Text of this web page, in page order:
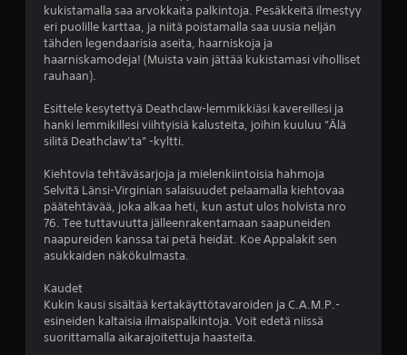
s
(
p
u
s
a
e
t
u
k
s
)
K
kukistamalla saa arvokkaita palkintoja. Pesäkkeitä ilmestyy
eri puolille karttaa, ja niitä poistamalla saa uusia neljän
tähden legendaarisia aseita, haarniskoja ja
haarniskamodeja! (Muista vain jättää kukistamasi viholliset
rauhaan).
Esittele kesytettyä Deathclaw-lemmikkiäsi kavereillesi ja
hanki lemmikillesi viihtyisiä kalusteita, joihin kuuluu ”Älä
silitä Deathclaw’ta” -kyltti.
Kiehtovia tehtäväsarjoja ja mielenkiintoisia hahmoja
Selvitä Länsi-Virginian salaisuudet pelaamalla kiehtovaa
päätehtävää, joka alkaa heti, kun astut ulos holvista nro
76. Tee tuttavuutta jälleenrakentamaan saapuneiden
naapureiden kanssa tai petä heidät. Koe Appalakit sen
asukkaiden näkökulmasta.
Kaudet
Kukin kausi sisältää kertakäyttötavaroiden ja C.A.M.P.-
esineiden kaltaisia ilmaispalkintoja. Voit edetä niissä
suorittamalla aikarajoitettuja haasteita.